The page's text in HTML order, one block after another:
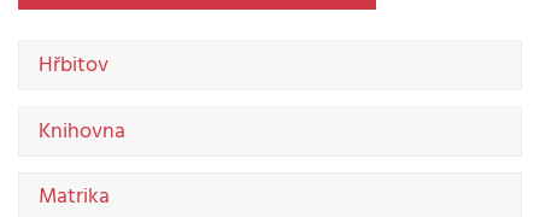
Hřbitov
Knihovna
Matrika